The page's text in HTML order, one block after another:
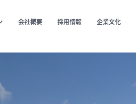
会社概要 採用情報 企業文化